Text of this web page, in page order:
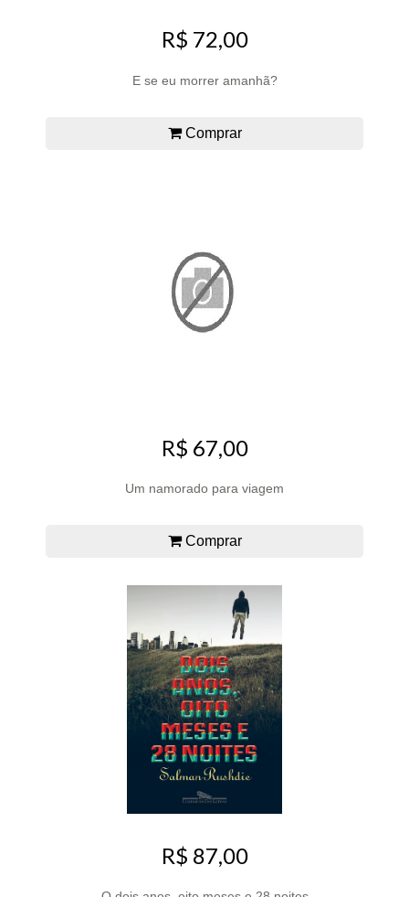
R$ 72,00
E se eu morrer amanhã?
Comprar
R$ 67,00
Um namorado para viagem
Comprar
R$ 87,00